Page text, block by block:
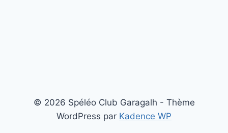
© 2026 Spéléo Club Garagalh - Thème
WordPress par Kadence WP